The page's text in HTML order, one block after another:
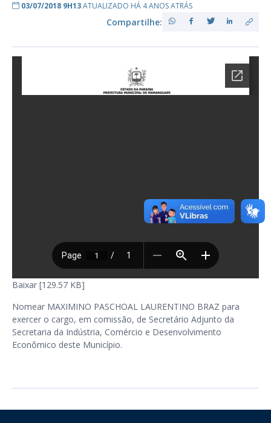
03/07/2018 9H13ATUALIZADO HÁ 4 ANOS ATRÁS
Compartilhe:
Baixar [129.57 KB]
Nomear MAXIMINO PASCHOAL LAURENTINO BRAZ para
exercer o cargo, em comissão, de Secretário Adjunto da
Secretaria da Indústria, Comércio e Desenvolvimento
Econômico deste Município.